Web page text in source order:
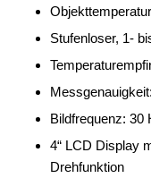
Stufenloser, 1-
Bildfrequenz: 30
4“ LCD Display
Drehfunktion